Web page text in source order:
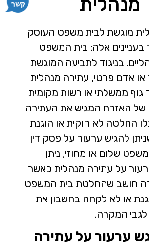
מוגשת לבית משפט העוסק
בעניינים אלה: בית המשפט
בניגוד לתביעה המוגשת
או אדם פרטי, עתירה מנהלית
גוף ממשלתי או רשות מקומית
של האזרח המגיש את העתירה
החלטה לא חוקית או הוגנת
להגיש ערעור על פסק דין
שלום או מחוזי, ניתן
על עתירה מנהלית כאשר
חושב שהחלטת בית המשפט
או לא לקחה בחשבון את
לגבי המקרה.
ערעור על עתירה